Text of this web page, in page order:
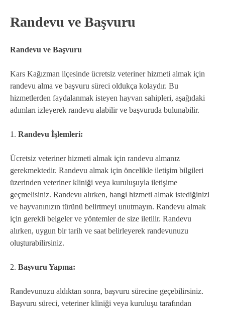
Randevu ve Başvuru
Randevu ve Başvuru
Kars Kağızman ilçesinde ücretsiz veteriner hizmeti almak için
randevu alma ve başvuru süreci oldukça kolaydır. Bu
hizmetlerden faydalanmak isteyen hayvan sahipleri, aşağıdaki
adımları izleyerek randevu alabilir ve başvuruda bulunabilir.
1. Randevu İşlemleri:
Ücretsiz veteriner hizmeti almak için randevu almanız
gerekmektedir. Randevu almak için öncelikle iletişim bilgileri
üzerinden veteriner kliniği veya kuruluşuyla iletişime
geçmelisiniz. Randevu alırken, hangi hizmeti almak istediğinizi
ve hayvanınızın türünü belirtmeyi unutmayın. Randevu almak
için gerekli belgeler ve yöntemler de size iletilir. Randevu
alırken, uygun bir tarih ve saat belirleyerek randevunuzu
oluşturabilirsiniz.
2. Başvuru Yapma:
Randevunuzu aldıktan sonra, başvuru sürecine geçebilirsiniz.
Başvuru süreci, veteriner kliniği veya kuruluşu tarafından